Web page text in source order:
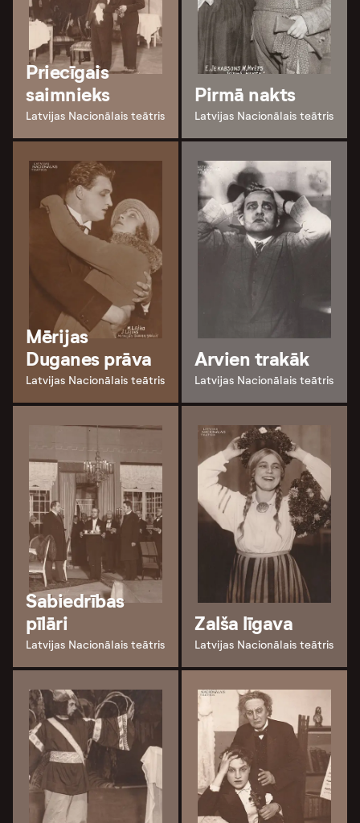
Priecīgais
saimnieks
Latvijas Nacionālais teātris
Pirmā nakts
Latvijas Nacionālais teātris
Mērijas
Duganes prāva
Latvijas Nacionālais teātris
Arvien trakāk
Latvijas Nacionālais teātris
Sabiedrības
pīlāri
Latvijas Nacionālais teātris
Zalša līgava
Latvijas Nacionālais teātris